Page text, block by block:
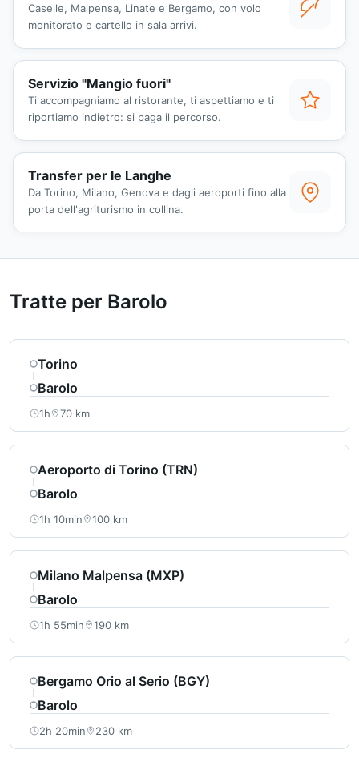
Caselle, Malpensa, Linate e Bergamo, con volo
monitorato e cartello in sala arrivi.
Servizio "Mangio fuori"
Ti accompagniamo al ristorante, ti aspettiamo e ti
riportiamo indietro: si paga il percorso.
Transfer per le Langhe
Da Torino, Milano, Genova e dagli aeroporti fino alla
porta dell'agriturismo in collina.
Tratte per Barolo
Torino
Barolo
1h 70 km
Aeroporto di Torino (TRN)
Barolo
1h 10min 100 km
Milano Malpensa (MXP)
Barolo
1h 55min 190 km
Bergamo Orio al Serio (BGY)
Barolo
2h 20min 230 km